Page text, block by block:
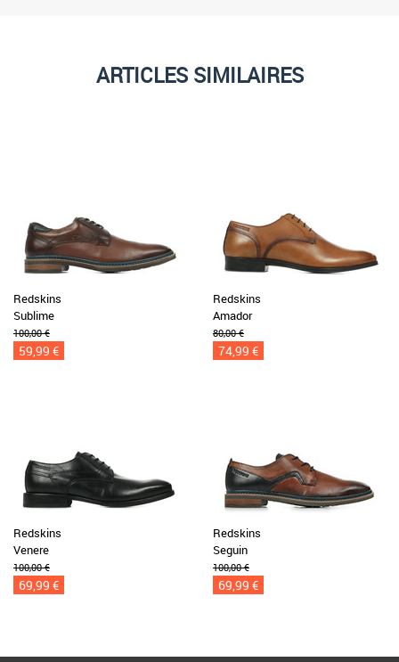
ARTICLES SIMILAIRES
Redskins
Sublime
100,00 €
59,99 €
Redskins
Amador
80,00 €
74,99 €
Redskins
Venere
100,00 €
69,99 €
Redskins
Seguin
100,00 €
69,99 €